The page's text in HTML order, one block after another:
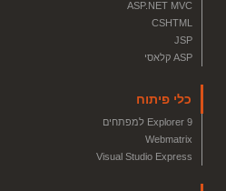
ASP.NET MVC
CSHTML
JSP
ASP קלאסי
כלי פיתוח
Explorer 9 למפתחים
Webmatrix
Visual Studio Express